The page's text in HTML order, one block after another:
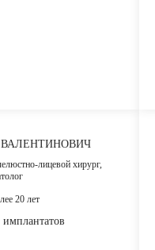
лицевой хирург,
20 лет
имплантатов